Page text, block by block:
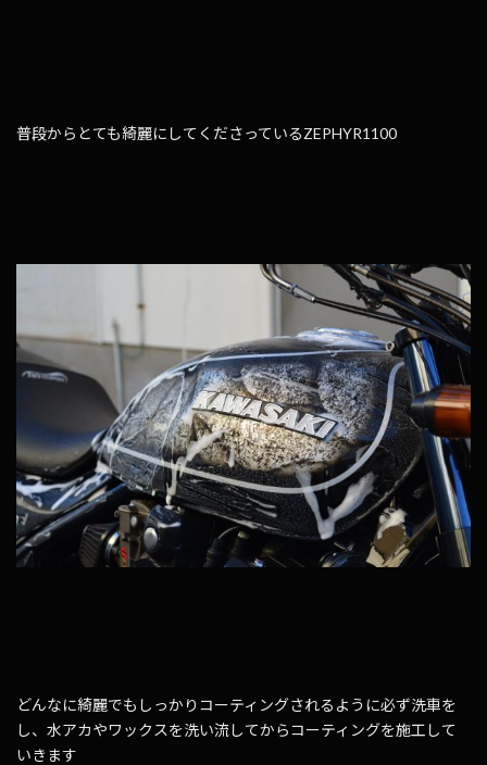
普段からとても綺麗にしてくださっているZEPHYR1100
どんなに綺麗でもしっかりコーティングされるように必ず洗車を
し、水アカやワックスを洗い流してからコーティングを施工して
いきます